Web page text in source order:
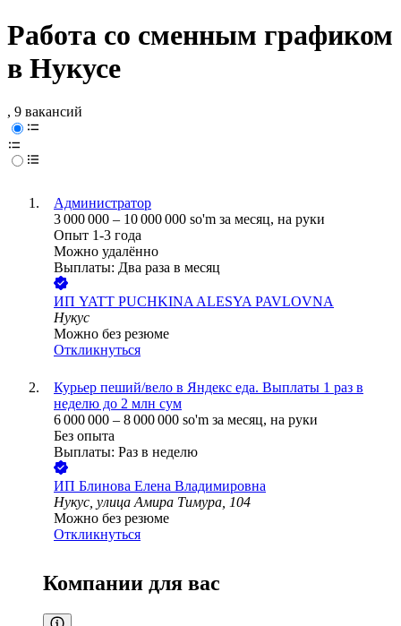
Работа со сменным графиком
в Нукусе
, 9 вакансий
Администратор
3 000 000 – 10 000 000 so'm за месяц, на руки
Опыт 1-3 года
Можно удалённо
Выплаты: Два раза в месяц
ИП YATT PUCHKINA ALESYA PAVLOVNA
Нукус
Можно без резюме
Откликнуться
Курьер пеший/вело в Яндекс еда. Выплаты 1 раз в
неделю до 2 млн сум
6 000 000 – 8 000 000 so'm за месяц, на руки
Без опыта
Выплаты: Раз в неделю
ИП Блинова Елена Владимировна
Нукус, улица Амира Тимура, 104
Можно без резюме
Откликнуться
Компании для вас